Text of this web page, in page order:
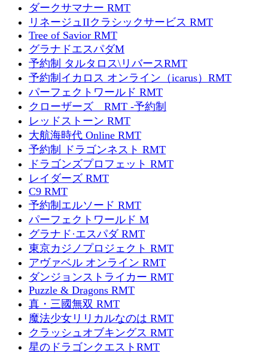
ダークサマナー RMT
リネージュIIクラシックサービス RMT
Tree of Savior RMT
グラナドエスパダM
予約制 タルタロス\リバースRMT
予約制イカロス オンライン（icarus）RMT
パーフェクトワールド RMT
クローザーズ RMT -予約制
レッドストーン RMT
大航海時代 Online RMT
予約制 ドラゴンネスト RMT
ドラゴンズプロフェット RMT
レイダーズ RMT
C9 RMT
予約制エルソード RMT
パーフェクトワールド M
グラナド·エスパダ RMT
東京カジノプロジェクト RMT
アヴァベル オンライン RMT
ダンジョンストライカー RMT
Puzzle & Dragons RMT
真・三國無双 RMT
魔法少女リリカルなのは RMT
クラッシュオブキングス RMT
星のドラゴンクエストRMT